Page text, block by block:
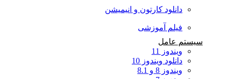
دانلود کارتون و انیمیشن
فیلم آموزشی
سیستم عامل
ویندوز 11
دانلود ویندوز 10
ویندوز 8 و 8.1